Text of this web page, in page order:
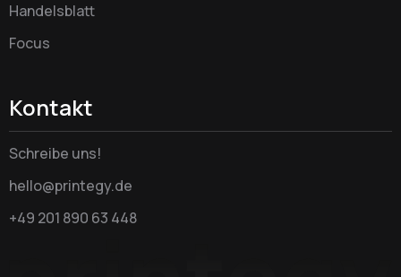
Handelsblatt
Focus
Kontakt
Schreibe uns!
hello@printegy.de
+49 201 890 63 448